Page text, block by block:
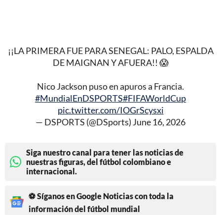
¡¡LA PRIMERA FUE PARA SENEGAL: PALO, ESPALDA
DE MAIGNAN Y AFUERA!! 😱
Nico Jackson puso en apuros a Francia.
#MundialEnDSPORTS#FIFAWorldCup
pic.twitter.com/IOGrScysxi
— DSPORTS (@DSports) June 16, 2026
Siga nuestro canal para tener las noticias de
nuestras figuras, del fútbol colombiano e
internacional.
⚽ Síganos en Google Noticias con toda la
información del fútbol mundial